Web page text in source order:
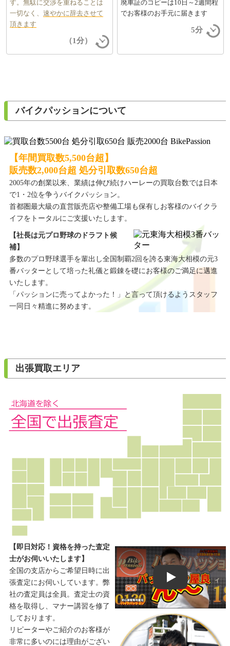
す。無駄に交渉を重ねることは
一切なく、速やかに辞去させて
頂きます
（1分）
廃車証のコピーは10日～2週間程
でお客様のお手元に届きます
5分
バイクパッションについて
【年間買取数5,500台超】
販売数2,000台超 処分引取数650台超
2005年の創業以来、業績は伸び続けハーレーの買取台数では日本
で1・2位を争うバイクパッション。
首都圏最大級の直営販売店や整備工場も保有しお客様のバイクラ
イフをトータルにご支援いたします。
【社長は元プロ野球のドラフト候
補】
多数のプロ野球選手を輩出し全国制覇2回を誇る東海大相模の元3
番バッターとして培った礼儀と鍛錬を礎にお客様のご満足に邁進
いたします。
「パッションに売ってよかった！」と言って頂けるようスタッフ
一同日々精進に努めます。
出張買取エリア
Play
【即日対応！資格を持った査定
士がお伺いいたします】
全国の支店からご希望日時に出
張査定にお伺いしています。弊
社の査定員は全員。査定士の資
格を取得し、マナー講習を修了
しております。
リピーターやご紹介のお客様が
非常に多いのには理由がござい